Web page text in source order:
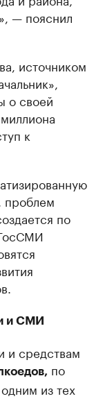
— пояснил
источником
о своей
к
проблем
по
и СМИ
и средствам
по
из тех